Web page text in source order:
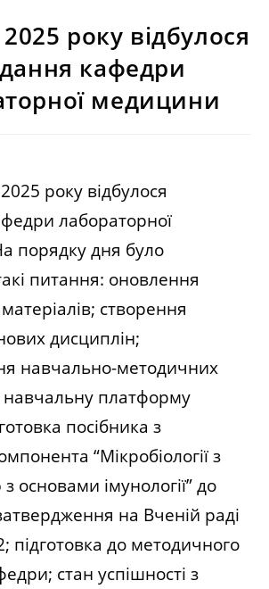
року відбулося
кафедри
медицини
року відбулося
лабораторної
порядку дня було
питання: оновлення
створення
дисциплін;
навчально-методичних
навчальну платформу
посібника з
“Мікробіології з
з основами імунології” до
на Вченій раді
підготовка до методичного
стан успішності з